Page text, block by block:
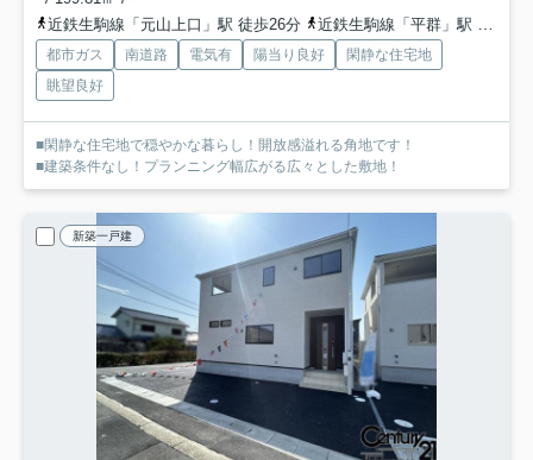
近鉄生駒線「元山上口」駅 徒歩26分
近鉄生駒線「平群」駅 徒歩24分
都市ガス 南道路 電気有 陽当り良好
閑静な住宅地
眺望良好
■閑静な住宅地で穏やかな暮らし！開放感溢れる角地です！
■建築条件なし！プランニング幅広がる広々とした敷地！
新築一戸建